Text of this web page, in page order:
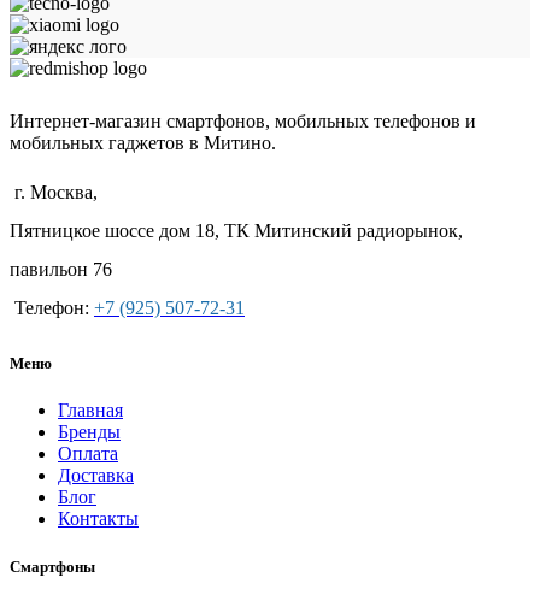
Интернет-магазин смартфонов, мобильных телефонов и
мобильных гаджетов в Митино.
г. Москва,
Пятницкое шоссе дом 18, ТК Митинский радиорынок,
павильон 76
Телефон: +7 (925) 507-72-31
Меню
Главная
Бренды
Оплата
Доставка
Блог
Контакты
Смартфоны